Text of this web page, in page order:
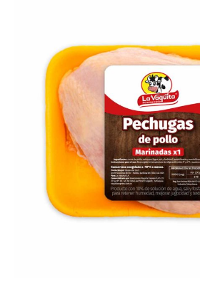
imágenes